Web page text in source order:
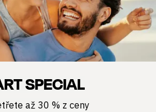
SPECIAL
až 30 % z ceny